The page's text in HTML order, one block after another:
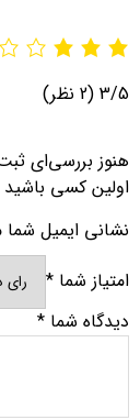
3/5 (2 نظر)
هنوز بررسی‌ای
اولین کسی
نشانی ایمیل
امتیاز شما *
دیدگاه شما *